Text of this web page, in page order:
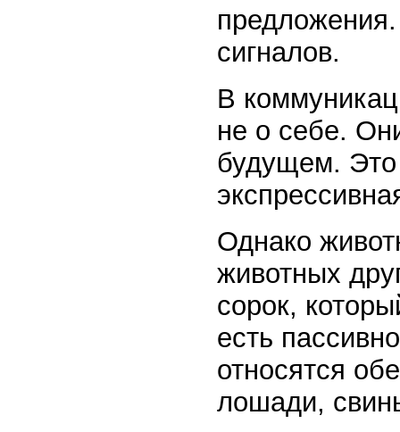
сигналов.
В
не о себе.
будущем.
Однако
животных
сорок,
есть
относятся
лошади,